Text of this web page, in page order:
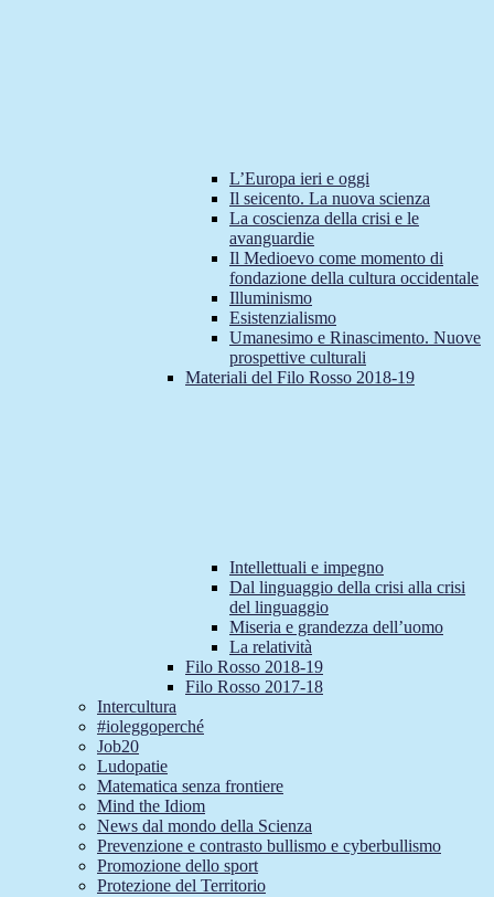
L’Europa ieri e oggi
Il seicento. La nuova scienza
La coscienza della crisi e le
avanguardie
Il Medioevo come momento di
fondazione della cultura occidentale
Illuminismo
Esistenzialismo
Umanesimo e Rinascimento. Nuove
prospettive culturali
Materiali del Filo Rosso 2018-19
Intellettuali e impegno
Dal linguaggio della crisi alla crisi
del linguaggio
Miseria e grandezza dell’uomo
La relatività
Filo Rosso 2018-19
Filo Rosso 2017-18
Intercultura
#ioleggoperché
Job20
Ludopatie
Matematica senza frontiere
Mind the Idiom
News dal mondo della Scienza
Prevenzione e contrasto bullismo e cyberbullismo
Promozione dello sport
Protezione del Territorio